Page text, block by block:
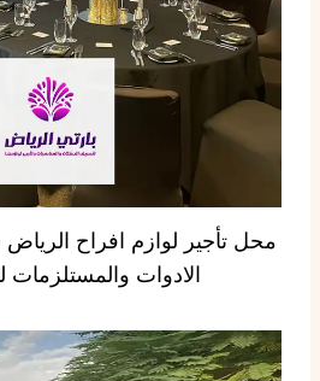
محل تأجير لوازم افراح
الادوات